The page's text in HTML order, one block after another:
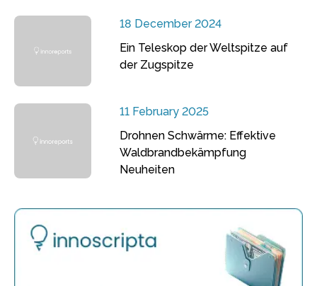
18 December 2024
Ein Teleskop der Weltspitze auf
der Zugspitze
11 February 2025
Drohnen Schwärme: Effektive
Waldbrandbekämpfung
Neuheiten